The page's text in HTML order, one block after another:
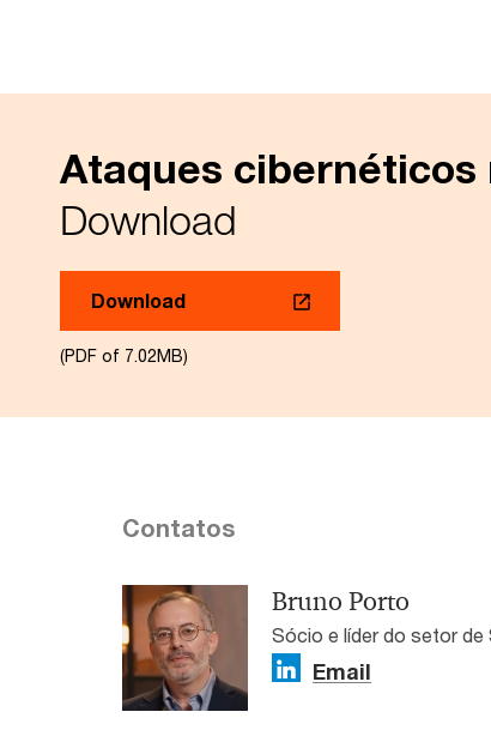
Ataques cibernéticos
Download
Download
(PDF of 7.02MB)
Contatos
Bruno Porto
Sócio e líder do setor de
Email